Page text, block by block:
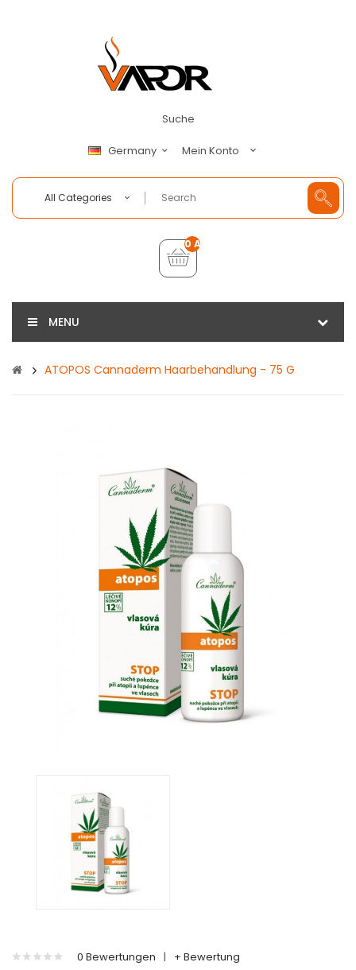
Suche
Germany Mein Konto
All Categories
0 Artikel - €0,00
MENU
ATOPOS Cannaderm Haarbehandlung - 75 G
0 Bewertungen | + Bewertung